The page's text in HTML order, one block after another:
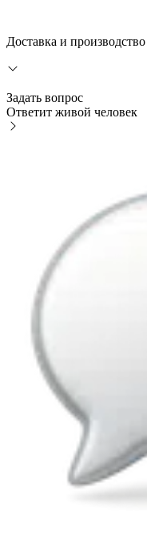
Доставка и производство
Задать вопрос
Ответит живой человек